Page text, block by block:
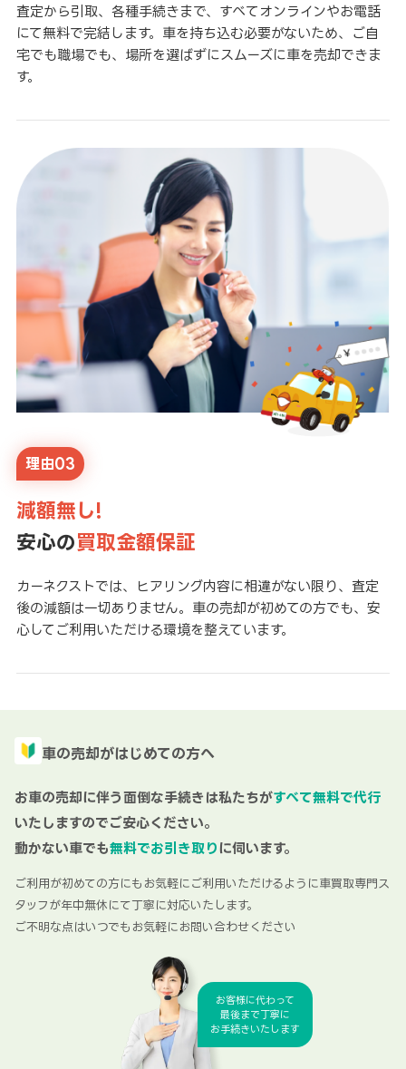
査定から引取、各種手続きまで、すべてオンラインやお電話
にて無料で完結します。車を持ち込む必要がないため、ご自
宅でも職場でも、場所を選ばずにスムーズに車を売却できま
す。
理由03
減額無し!
安心の買取金額保証
カーネクストでは、ヒアリング内容に相違がない限り、査定
後の減額は一切ありません。車の売却が初めての方でも、安
心してご利用いただける環境を整えています。
車の売却がはじめての方へ
お車の売却に伴う面倒な手続きは私たちがすべて無料で代行
いたしますのでご安心ください。
動かない車でも無料でお引き取りに伺います。
ご利用が初めての方にもお気軽にご利用いただけるように車買取専門ス
タッフが年中無休にて丁寧に対応いたします。
ご不明な点はいつでもお気軽にお問い合わせください
お客様に代わって
最後まで丁寧に
お手続きいたします